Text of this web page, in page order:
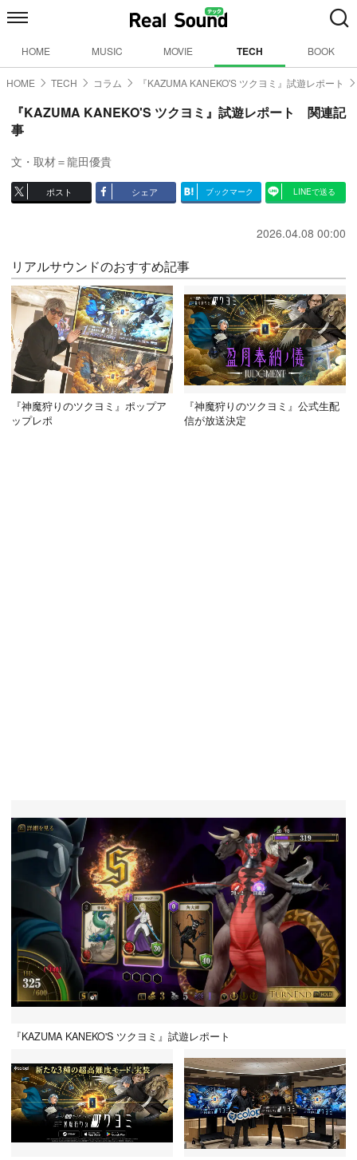
HOME MUSIC MOVIE TECH BOOK
HOME TECH コラム 『KAZUMA KANEKO'S ツクヨミ』試遊レポート
『KAZUMA KANEKO'S ツクヨミ』試遊レポート 関連記
事
文・取材＝龍田優貴
ポスト シェア ブックマーク LINEで送る
2026.04.08 00:00
リアルサウンドのおすすめ記事
『神魔狩りのツクヨミ』ポップア
ップレポ
『神魔狩りのツクヨミ』公式生配
信が放送決定
『KAZUMA KANEKO'S ツクヨミ』試遊レポート